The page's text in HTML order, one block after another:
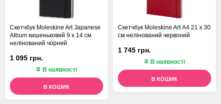
Скетчбук Moleskine Art Japanese
Album кишеньковий 9 х 14 см
нелінований чорний
1 095 грн.
В наявності
В КОШИК
Скетчбук Moleskine Art А4 21 х 30
см нелінований червоний
1 745 грн.
В наявності
В КОШИК